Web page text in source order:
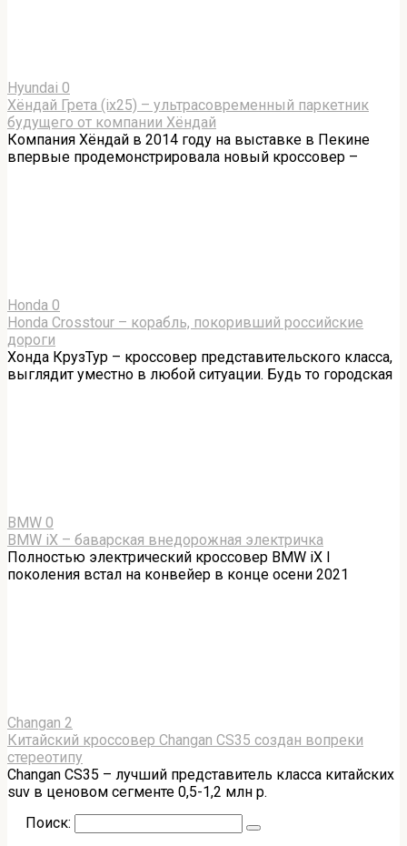
Hyundai 0
Хёндай Грета (ix25) – ультрасовременный паркетник
будущего от компании Хёндай
Компания Хёндай в 2014 году на выставке в Пекине
впервые продемонстрировала новый кроссовер –
Honda 0
Honda Crosstour – корабль, покоривший российские
дороги
Хонда КрузТур – кроссовер представительского класса,
выглядит уместно в любой ситуации. Будь то городская
BMW 0
BMW iX – баварская внедорожная электричка
Полностью электрический кроссовер BMW iX I
поколения встал на конвейер в конце осени 2021
Changan 2
Китайский кроссовер Changan CS35 создан вопреки
стереотипу
Changan CS35 – лучший представитель класса китайских
suv в ценовом сегменте 0,5-1,2 млн р.
Поиск: